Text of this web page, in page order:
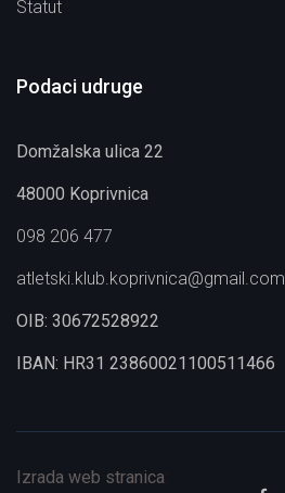
Statut
Podaci udruge
Domžalska ulica 22
48000 Koprivnica
098 206 477
atletski.klub.koprivnica@gmail.com
OIB: 30672528922
IBAN: HR31 23860021100511466
Izrada web stranica